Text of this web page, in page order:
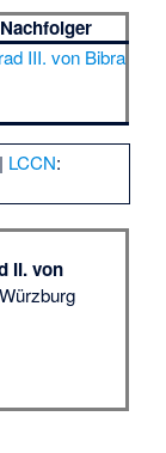
Nachfolger
III. von Bibra
| LCCN:
II. von